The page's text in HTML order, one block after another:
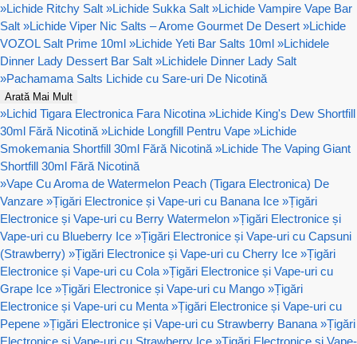
»Lichide Ritchy Salt »Lichide Sukka Salt »Lichide Vampire Vape Bar
Salt »Lichide Viper Nic Salts – Arome Gourmet De Desert »Lichide
VOZOL Salt Prime 10ml »Lichide Yeti Bar Salts 10ml »Lichidele
Dinner Lady Dessert Bar Salt »Lichidele Dinner Lady Salt
»Pachamama Salts Lichide cu Sare-uri De Nicotină
Arată Mai Mult
»Lichid Tigara Electronica Fara Nicotina »Lichide King's Dew Shortfill
30ml Fără Nicotină »Lichide Longfill Pentru Vape »Lichide
Smokemania Shortfill 30ml Fără Nicotină »Lichide The Vaping Giant
Shortfill 30ml Fără Nicotină
»Vape Cu Aroma de Watermelon Peach (Tigara Electronica) De
Vanzare »Țigări Electronice și Vape-uri cu Banana Ice »Țigări
Electronice și Vape-uri cu Berry Watermelon »Țigări Electronice și
Vape-uri cu Blueberry Ice »Țigări Electronice și Vape-uri cu Capsuni
(Strawberry) »Țigări Electronice și Vape-uri cu Cherry Ice »Țigări
Electronice și Vape-uri cu Cola »Țigări Electronice și Vape-uri cu
Grape Ice »Țigări Electronice și Vape-uri cu Mango »Țigări
Electronice și Vape-uri cu Menta »Țigări Electronice și Vape-uri cu
Pepene »Țigări Electronice și Vape-uri cu Strawberry Banana »Țigări